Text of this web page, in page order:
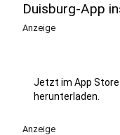
Duisburg-App
Anzeige
Jetzt im App Store
herunterladen.
Anzeige